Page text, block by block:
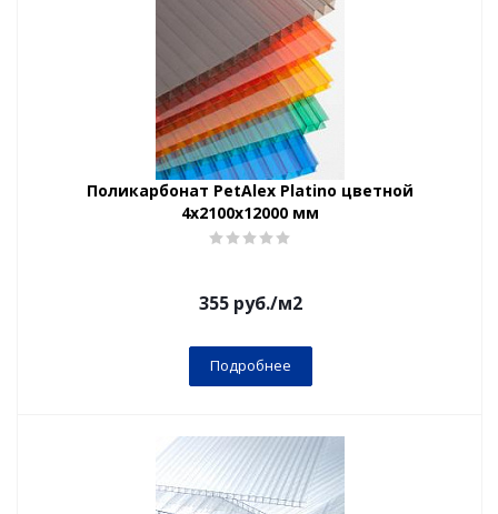
Поликарбонат PetAlex Platino цветной
4х2100х12000 мм
355руб./м2
Подробнее